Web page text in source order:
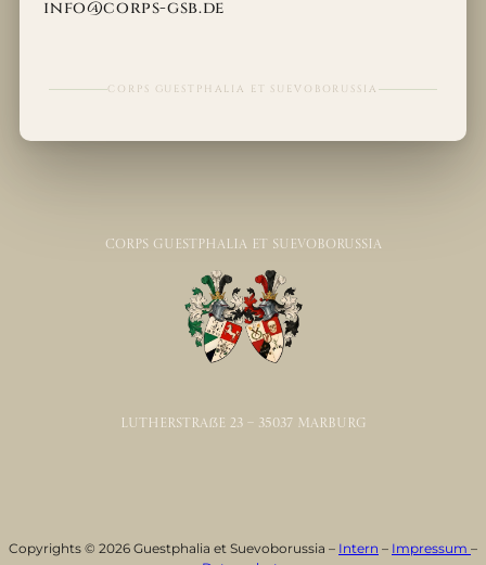
info@corps-gsb.de
CORPS GUESTPHALIA ET SUEVOBORUSSIA
Corps Guestphalia et Suevoborussia
Lutherstraße 23 – 35037 Marburg
Copyrights © 2026 Guestphalia et Suevoborussia – Intern – Impressum –